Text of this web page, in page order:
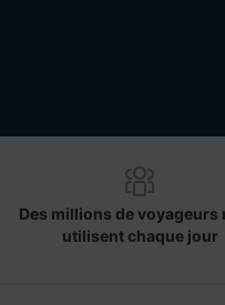
Des millions de voyageurs
utilisent chaque jour